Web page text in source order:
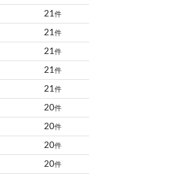
21 件
21 件
21 件
21 件
21 件
20件
20件
20件
20件